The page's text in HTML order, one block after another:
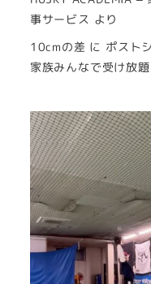
事サービス より
10cmの差 に ポスト
家族みんなで受け放